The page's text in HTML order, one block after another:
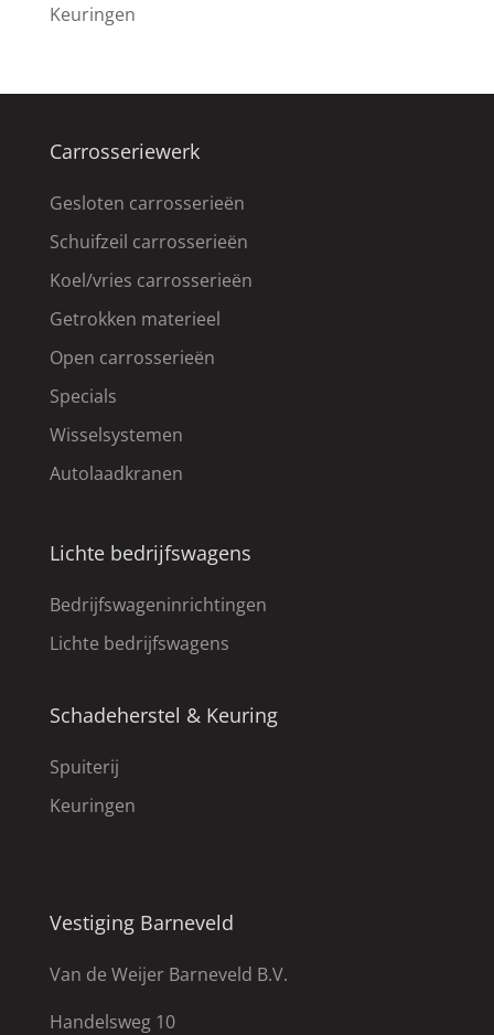
Keuringen
Carrosseriewerk
Gesloten carrosserieën
Schuifzeil carrosserieën
Koel/vries carrosserieën
Getrokken materieel
Open carrosserieën
Specials
Wisselsystemen
Autolaadkranen
Lichte bedrijfswagens
Bedrijfswageninrichtingen
Lichte bedrijfswagens
Schadeherstel & Keuring
Spuiterij
Keuringen
Vestiging Barneveld
Van de Weijer Barneveld B.V.
Handelsweg 10